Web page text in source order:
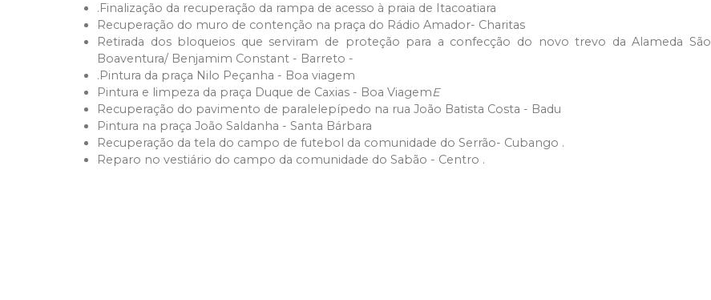
.Finalização da recuperação da rampa de acesso à praia de Itacoatiara
Recuperação do muro de contenção na praça do Rádio Amador- Charitas
Retirada dos bloqueios que serviram de proteção para a confecção do novo trevo da Alameda São
Boaventura/ Benjamim Constant - Barreto -
.Pintura da praça Nilo Peçanha - Boa viagem
Pintura e limpeza da praça Duque de Caxias - Boa ViagemE
Recuperação do pavimento de paralelepípedo na rua João Batista Costa - Badu
Pintura na praça João Saldanha - Santa Bárbara
Recuperação da tela do campo de futebol da comunidade do Serrão- Cubango .
Reparo no vestiário do campo da comunidade do Sabão - Centro .